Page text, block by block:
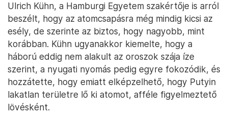
Ulrich Kühn, a Hamburgi Egyetem szakértője is arról
beszélt, hogy az atomcsapásra még mindig kicsi az
esély, de szerinte az biztos, hogy nagyobb, mint
korábban. Kühn ugyanakkor kiemelte, hogy a
háború eddig nem alakult az oroszok szája íze
szerint, a nyugati nyomás pedig egyre fokozódik, és
hozzátette, hogy emiatt elképzelhető, hogy Putyin
lakatlan területre lő ki atomot, afféle figyelmeztető
lövésként.